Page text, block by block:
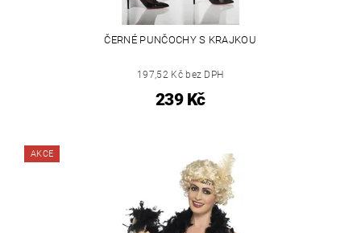
ČERNÉ PUNČOCHY S KRAJKOU
197,52 Kč bez DPH
239 Kč
AKCE